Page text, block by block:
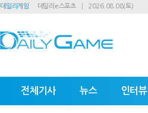
데일리게임 데일리e스포츠 2026.08.08(토)
전체기사 뉴스 인터뷰